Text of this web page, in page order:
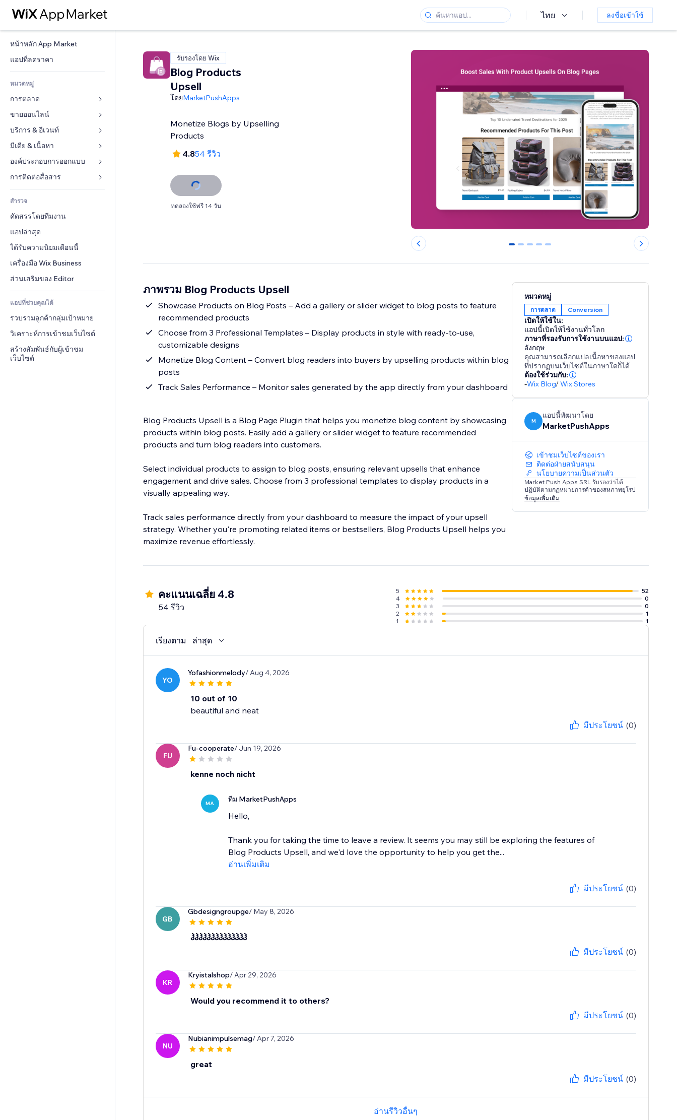
ไทย ลงชื่อเข้าใช้
หน้าหลัก App Market
แอปที่ลดราคา
หมวดหมู่
การตลาด
โฆษณา
โทรศัพท์มือถือ
บทวิเคราะห์
โซเชียล
ทำอันดับเว็บไซต์
อีเมล
ขายออนไลน์
แอปสำหรับร้านค้า
การจัดส่ง & ส่งมอบสินค้า
ปุ่มการจำหน่าย
คอร์สออนไลน์
บัญชี
คูปอง & ความภักดีในแบรนด์
โซลูชันคลังสินค้า
การดรอปชิป
(Crowdfunding)
อาหาร & เครื่องดื่ม
บริการ & อีเวนท์
โรงแรม
อีเวนท์
ร้านอาหาร
อสังหาริมทรัพย์
การจอง
มีเดีย & เนื้อหา
แกลเลอรี
เพลง
พอดแคสต์
การถ่ายภาพ
วิดีโอ
PDF
การแชร์ไฟล์
ข่าว
องค์ประกอบการออกแบบ
แผนที่  & การนำทาง
ส่วนบุคคล & ความปลอดภัย
นาฬิกา
เทมเพลตเพจ
เอฟเฟกต์รูปภาพ
ปุ่ม & เมนู
แบนเนอร์ & สัญลักษณ์
เครื่องคำนวน
ค้นหา
อากาศ
แผนภูมิ & ตาราง
แบบฟอร์ม
แบบสำรวจ
แชต
หมายเหตุ
โทรศัพท์
ชุมชน
รีวิว & การรับรอง
CRM
สำรวจ
คัดสรรโดยทีมงาน
แอปล่าสุด
ได้รับความนิยมเดือนนี้
เครื่องมือ Wix Business
ส่วนเสริมของ Editor
แอปที่ช่วยคุณได้
รวบรวมลูกค้ากลุ่มเป้าหมาย
วิเคราะห์การเข้าชมเว็บไซต์
สร้างสัมพันธ์กับผู้เข้าชม
เว็บไซต์
รับรองโดย Wix
Blog Products
Upsell
โดยMarketPushApps
Monetize Blogs by Upselling
Products
4.854 รีวิว
ทดลองใช้ฟรี 14 วัน
0 1 2 3 4
ภาพรวม Blog Products Upsell
Showcase Products on Blog Posts – Add a gallery or slider widget to blog posts to feature
recommended products
Choose from 3 Professional Templates – Display products in style with ready-to-use,
customizable designs
Monetize Blog Content – Convert blog readers into buyers by upselling products within blog
posts
Track Sales Performance – Monitor sales generated by the app directly from your dashboard
Blog Products Upsell is a Blog Page Plugin that helps you monetize blog content by showcasing
products within blog posts. Easily add a gallery or slider widget to feature recommended
products and turn blog readers into customers.
Select individual products to assign to blog posts, ensuring relevant upsells that enhance
engagement and drive sales. Choose from 3 professional templates to display products in a
visually appealing way.
Track sales performance directly from your dashboard to measure the impact of your upsell
strategy. Whether you're promoting related items or bestsellers, Blog Products Upsell helps you
maximize revenue effortlessly.
หมวดหมู่
การตลาด Conversion
เปิดให้ใช้ใน:
แอปนี้เปิดให้ใช้งานทั่วโลก
ภาษาที่รองรับการใช้งานบนแอป:
อังกฤษ
คุณสามารถเลือกแปลเนื้อหาของแอป
ที่ปรากฏบนเว็บไซต์ในภาษาใดก็ได้
ต้องใช้ร่วมกับ:
-Wix Blog/Wix Stores
M
แอปนี้พัฒนาโดย
MarketPushApps
เข้าชมเว็บไซต์ของเรา
ติดต่อฝ่ายสนับสนุน
นโยบายความเป็นส่วนตัว
Market Push Apps SRL รับรองว่าได้
ปฏิบัติตามกฏหมายการค้าของสหภาพยุโรป
ข้อมูลเพิ่มเติม
คะแนนเฉลี่ย 4.8
54 รีวิว
5
52
4
0
3
0
2
1
1
1
เรียงตาม ล่าสุด
YO
Yofashionmelody/ Aug 4, 2026
10 out of 10
beautiful and neat
มีประโยชน์ (0)
FU
Fu-cooperate/ Jun 19, 2026
kenne noch nicht
MA ทีม MarketPushApps
Hello,
Thank you for taking the time to leave a review. It seems you may still be exploring the features of
Blog Products Upsell, and we'd love the opportunity to help you get the...
อ่านเพิ่มเติม
มีประโยชน์ (0)
GB
Gbdesigngroupge/ May 8, 2026
ჰჰჰჰჰჰჰჰჰჰჰჰჰჰ
มีประโยชน์ (0)
KR
Kryistalshop/ Apr 29, 2026
Would you recommend it to others?
มีประโยชน์ (0)
NU
Nubianimpulsemag/ Apr 7, 2026
great
มีประโยชน์ (0)
อ่านรีวิวอื่นๆ